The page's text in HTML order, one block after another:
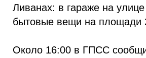
Ливанах: в гараже на улице
бытовые вещи на площади
Около 16:00 в ГПСС